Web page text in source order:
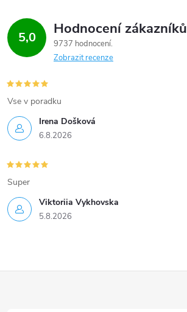
5,0 Hodnocení zákazníků
9737 hodnocení
Zobrazit recenze
Irena Došková
6.8.2026
Vse v poradku
Viktoriia Vykhovska
5.8.2026
Super